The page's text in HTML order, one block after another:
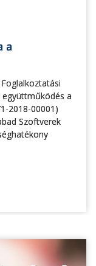
a
együttműködés a
2018-00001)
Szoftverek